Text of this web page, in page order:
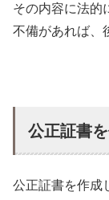
その内容に法的
不備があれば、
公正証書
公正証書を作成